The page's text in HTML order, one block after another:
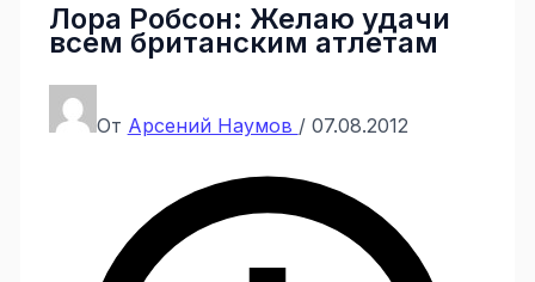
Лора Робсон: Желаю удачи
всем британским атлетам
От Арсений Наумов / 07.08.2012